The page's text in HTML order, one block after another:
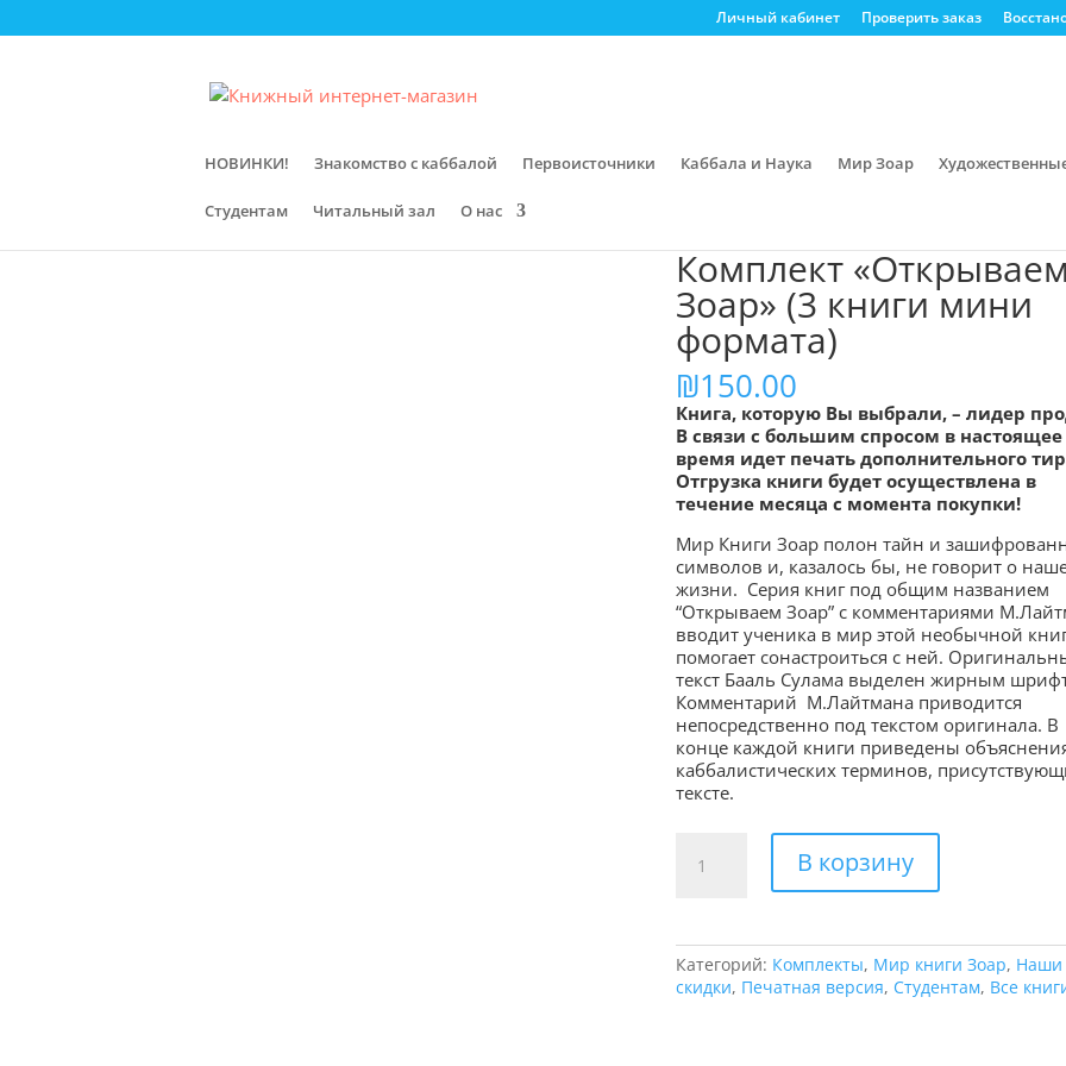
Личный кабинет Проверить заказ
НОВИНКИ! Знакомство с каббалой Первоисточники Каббала и Наука Мир Зоар
Студентам Читальный зал О нас
Главная/ Магазин/Мир книги Зоар/ Комплект «Открываем Зоар» (3 книги мини формата)
Комплект «Открываем
Зоар» (3 книги мини
формата)
₪150.00
Книга, которую Вы выбрали, – лидер
В связи с большим спросом в настоящее
время идет печать дополнительного
Отгрузка книги будет осуществлена в
течение месяца с момента покупки!
Мир Книги Зоар полон тайн и
символов и, казалось бы, не говорит о
жизни. Серия книг под общим названием
“Открываем Зоар” с комментариями
вводит ученика в мир этой необычной
помогает сонастроиться с ней.
текст Бааль Сулама выделен жирным
Комментарий М.Лайтмана приводится
непосредственно под текстом оригинала. В
конце каждой книги приведены
каббалистических терминов,
тексте.
Количество
товара
(3
книги
мини
В корзину
Категорий: Комплекты, Мир книги Зоар, Наши
скидки, Печатная версия, Студентам, Все